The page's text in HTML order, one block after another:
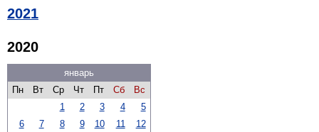
2021
2020
январь
Пн
Вт Ср Чт Пт Сб
Вс
1
2 3 4
5
6
7 8 9 10 11
12